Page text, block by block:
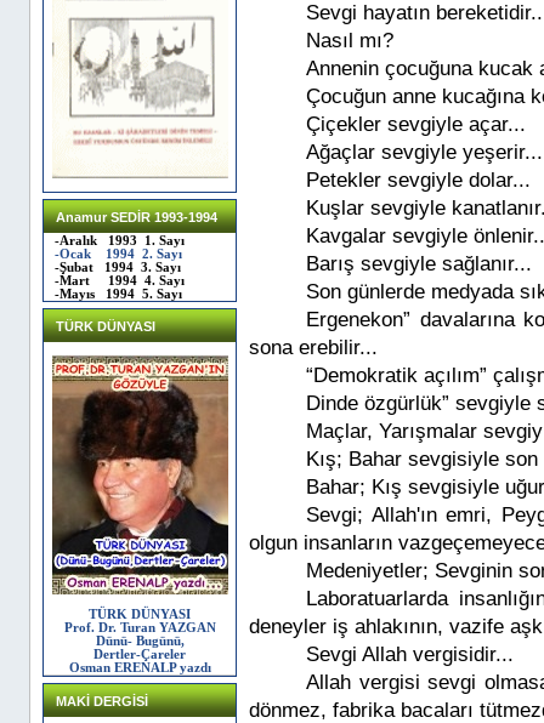
Anamur SEDİR 1993-1994
-Aralık 1993 1. Sayı
-Ocak 1994 2. Sayı
-Şubat 1994 3. Sayı
-Mart 1994 4. Sayı
-Mayıs 1994 5. Sayı
TÜRK DÜNYASI
TÜRK DÜNYASI
Prof. Dr. Turan YAZGAN
Dünü- Bugünü,
Dertler-Çareler
Osman ERENALP yazdı
MAKİ DERGİSİ
Sevgi hayatın
Nasıl mı?
Annenin çocuğuna kucak
Çocuğun anne kucağına
Çiçekler sevgiyle açar...
Ağaçlar sevgiyle yeşerir...
Petekler sevgiyle dolar...
Kuşlar sevgiyle
Kavgalar sevgiyle
Barış sevgiyle sağlanır...
Son günlerde medyada
Ergenekon” davalarına
sona erebilir...
“Demokratik açılım”
Dinde özgürlük” sevgiyle
Maçlar, Yarışmalar
Kış; Bahar sevgisiyle son
Bahar; Kış sevgisiyle
Sevgi; Allah'ın emri,
olgun insanların
Medeniyetler; Sevginin
Laboratuarlarda
deneyler iş ahlakının, vazife
Sevgi Allah vergisidir...
Allah vergisi sevgi
dönmez, fabrika bacaları